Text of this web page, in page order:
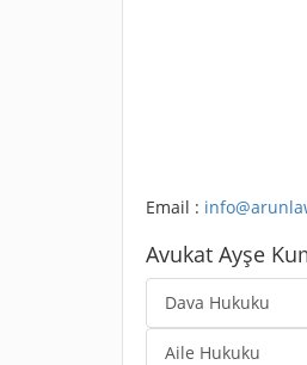
Email :
Avukat Ayşe
Dava Hukuku
Aile Hukuku